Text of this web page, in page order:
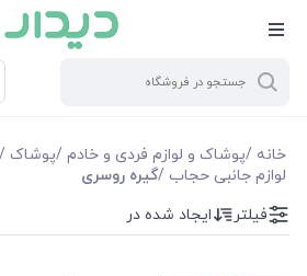
خانه /پوشاک و لوازم فردی و خادم /پوشاک /
لوازم جانبی حجاب /گیره روسری
فیلتر بر اساس قیمت
فیلترها
فیلتر ایجاد شده در